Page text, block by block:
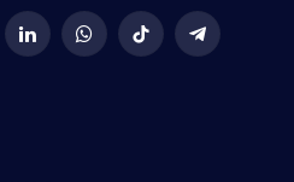
LinkedInWhatsApp
TikTok Telegram